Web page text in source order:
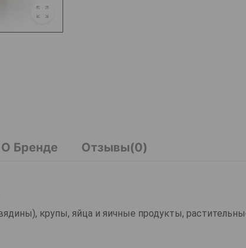
О Бренде Отзывы(0)
крупы, яйца и яичные продукты,